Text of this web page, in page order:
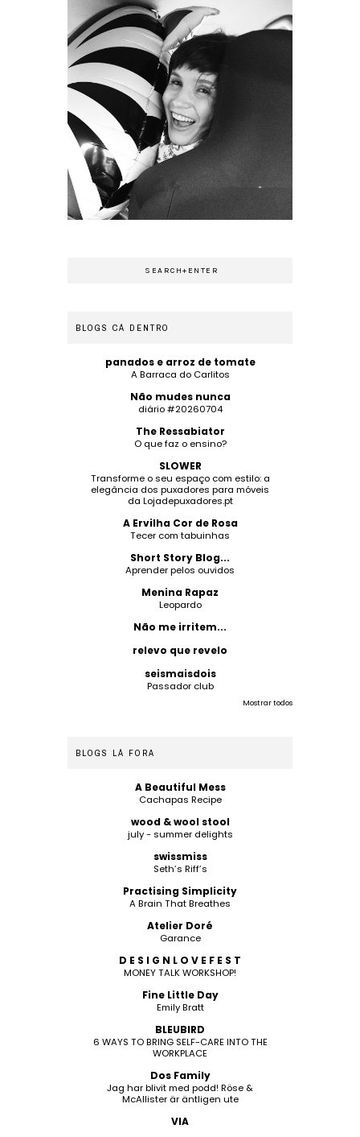
BLOGS CÁ DENTRO
panados e arroz de tomate
A Barraca do Carlitos
Não mudes nunca
diário #20260704
The Ressabiator
O que faz o ensino?
SLOWER
Transforme o seu espaço com estilo: a
elegância dos puxadores para móveis
da Lojadepuxadores.pt
A Ervilha Cor de Rosa
Tecer com tabuinhas
Short Story Blog...
Aprender pelos ouvidos
Menina Rapaz
Leopardo
Não me irritem...
relevo que revelo
seismaisdois
Passador club
Mostrar todos
BLOGS LÁ FORA
A Beautiful Mess
Cachapas Recipe
wood & wool stool
july - summer delights
swissmiss
Seth’s Riff’s
Practising Simplicity
A Brain That Breathes
Atelier Doré
Garance
D E S I G N L O V E F E S T
MONEY TALK WORKSHOP!
Fine Little Day
Emily Bratt
BLEUBIRD
6 WAYS TO BRING SELF-CARE INTO THE
WORKPLACE
Dos Family
Jag har blivit med podd! Röse &
McAllister är äntligen ute
VIA